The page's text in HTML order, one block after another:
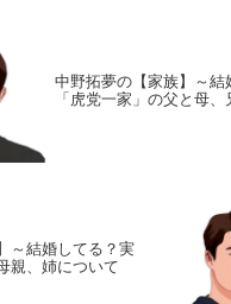
中野拓夢の【家族】～結
「虎党一家」の父と母
～結婚してる？実
親、姉について